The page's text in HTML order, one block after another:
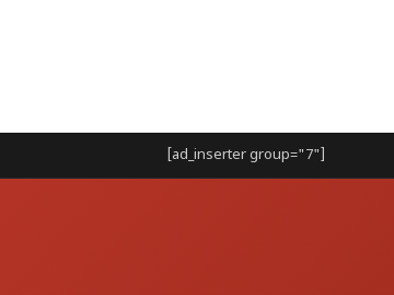
[ad_inserter group="7"]